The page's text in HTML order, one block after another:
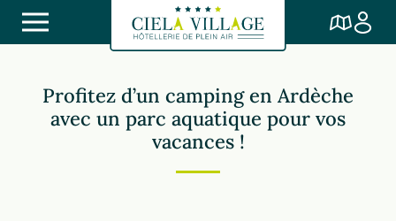
Profitez d’un camping en Ardèche
avec un parc aquatique pour vos
vacances !